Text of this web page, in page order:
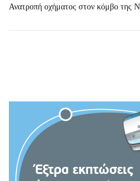
Ανατροπή οχήματος στον κόμβο της